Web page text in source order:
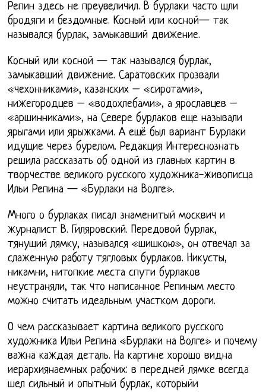
Репин здесь не преувеличил. В бурлаки часто шли
бродяги и бездомные. Косный или косной— так
назывался бурлак, замыкавший движение.
Косный или косной — так назывался бурлак,
замыкавший движение. Саратовских прозвали
«чехонниками», казанских – «сиротами»,
нижегородцев – «водохлебами», а ярославцев –
«аршинниками», на Севере бурлаков еще называли
ярыгами или ярыжками. А ещё был вариант Бурлаки
идущие через бурелом. Редакция Интереснознать
решила рассказать об одной из главных картин в
творчестве великого русского художника-живописца
Ильи Репина — «Бурлаки на Волге».
Много о бурлаках писал знаменитый москвич и
журналист В. Гиляровский. Передовой бурлак,
тянущий лямку, назывался «шишкою», он отвечал за
слаженную работу тягловых бурлаков. Никусты,
никамни, нитопкие места спути бурлаков
неустраняли, так что написанное Репиным место
можно считать идеальным участком дороги.
О чем рассказывает картина великого русского
художника Ильи Репина «Бурлаки на Волге» и почему
важна каждая деталь. На картине хорошо видна
иерархиянаемных рабочих: в передней лямке всегда
шел сильный и опытный бурлак, которыйи